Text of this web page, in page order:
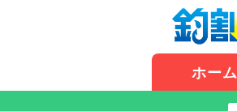
ホーム